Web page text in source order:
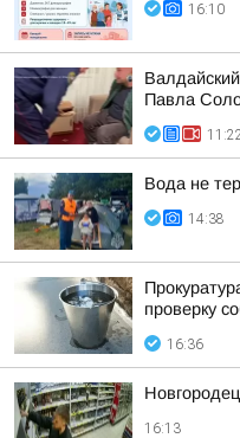
16:10
Павла
Вода не
14:38
проверку
16:36
16:13